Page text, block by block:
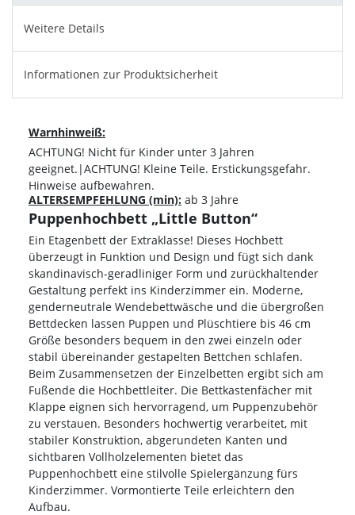
Weitere Details
Informationen zur Produktsicherheit
Warnhinweiß:
ACHTUNG! Nicht für Kinder unter 3 Jahren
geeignet.|ACHTUNG! Kleine Teile. Erstickungsgefahr.
Hinweise aufbewahren.
ALTERSEMPFEHLUNG (min): ab 3 Jahre
Puppenhochbett „Little Button“
Ein Etagenbett der Extraklasse! Dieses Hochbett
überzeugt in Funktion und Design und fügt sich dank
skandinavisch-geradliniger Form und zurückhaltender
Gestaltung perfekt ins Kinderzimmer ein. Moderne,
genderneutrale Wendebettwäsche und die übergroßen
Bettdecken lassen Puppen und Plüschtiere bis 46 cm
Größe besonders bequem in den zwei einzeln oder
stabil übereinander gestapelten Bettchen schlafen.
Beim Zusammensetzen der Einzelbetten ergibt sich am
Fußende die Hochbettleiter. Die Bettkastenfächer mit
Klappe eignen sich hervorragend, um Puppenzubehör
zu verstauen. Besonders hochwertig verarbeitet, mit
stabiler Konstruktion, abgerundeten Kanten und
sichtbaren Vollholzelementen bietet das
Puppenhochbett eine stilvolle Spielergänzung fürs
Kinderzimmer. Vormontierte Teile erleichtern den
Aufbau.